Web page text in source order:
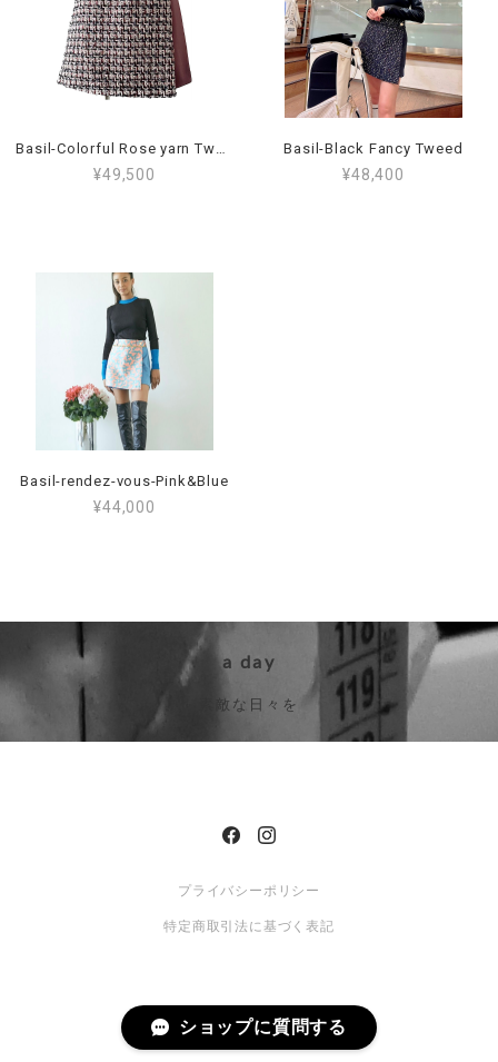
¥49,500
Basil-Black Fancy Tweed
¥48,400
Basil-rendez-vous-Pink&Blue
¥44,000
a day
素敵な日々を
プライバシーポリシー
特定商取引法に基づく表記
© Dress Flower
ショップに質問する